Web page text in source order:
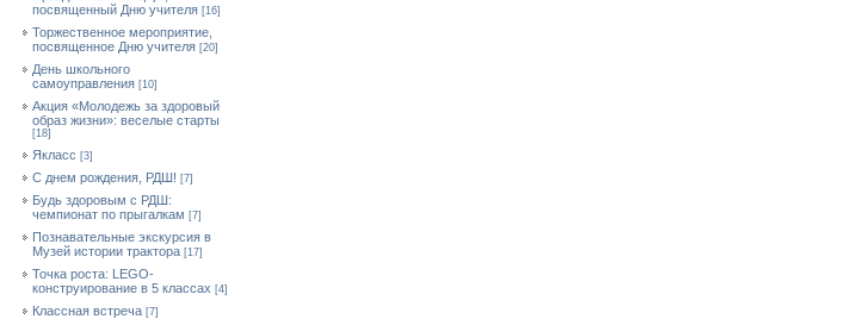
посвященный Дню учителя [16]
Торжественное мероприятие,
посвященное Дню учителя [20]
День школьного
самоуправления [10]
Акция «Молодежь за здоровый
образ жизни»: веселые старты
[18]
Якласс [3]
С днем рождения, РДШ! [7]
Будь здоровым с РДШ:
чемпионат по прыгалкам [7]
Познавательные экскурсия в
Музей истории трактора [17]
Точка роста: LEGO-
конструирование в 5 классах [4]
Классная встреча [7]